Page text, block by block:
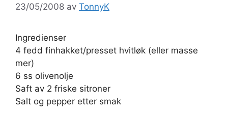
23/05/2008 av TonnyK
Ingredienser
4 fedd finhakket/presset hvitløk (eller masse
mer)
6 ss olivenolje
Saft av 2 friske sitroner
Salt og pepper etter smak